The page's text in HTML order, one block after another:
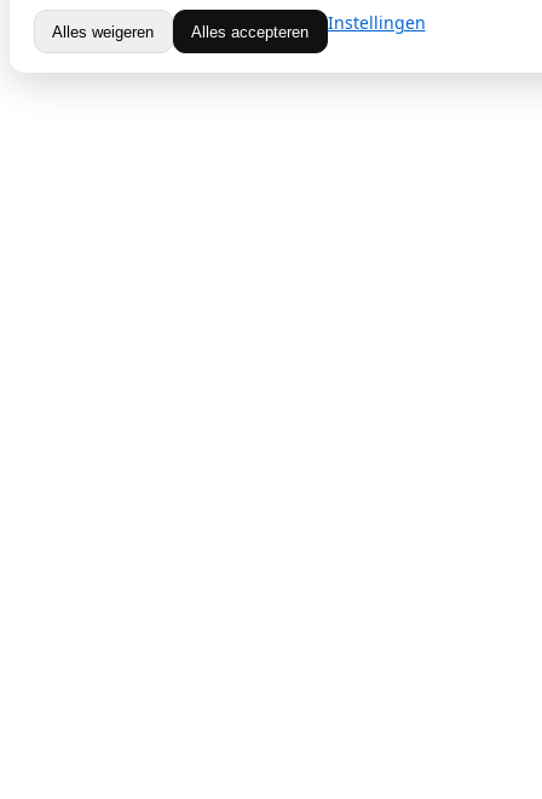
Alles weigeren Alles accepteren Instellingen